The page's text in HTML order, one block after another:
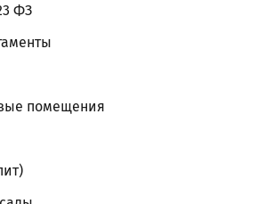
ФЗ
помещения